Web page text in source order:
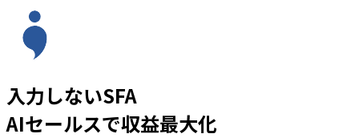
入力しないSFA
AIセールスで収益最大化